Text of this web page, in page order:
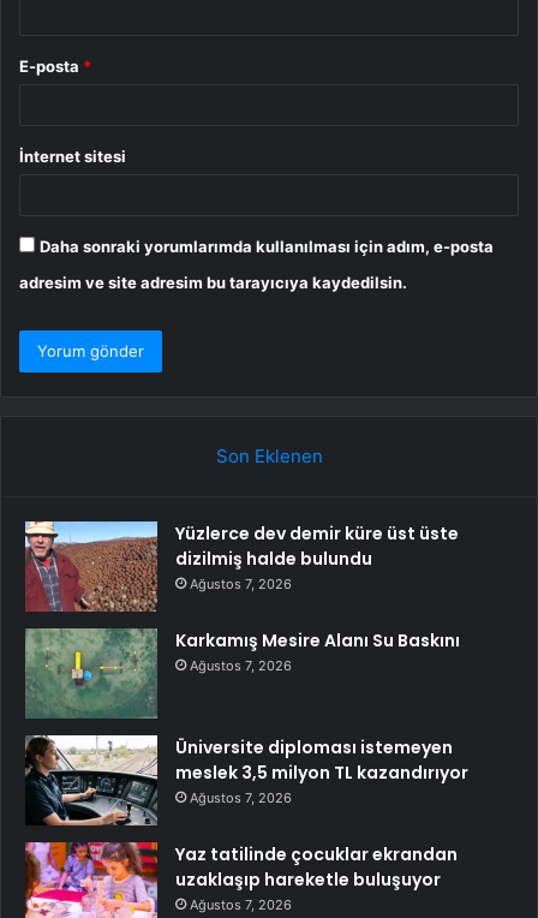
E-posta *
İnternet sitesi
Daha sonraki yorumlarımda kullanılması için adım, e-posta
adresim ve site adresim bu tarayıcıya kaydedilsin.
Son Eklenen
Yüzlerce dev demir küre üst üste
dizilmiş halde bulundu
Ağustos 7, 2026
Karkamış Mesire Alanı Su Baskını
Ağustos 7, 2026
Üniversite diploması istemeyen
meslek 3,5 milyon TL kazandırıyor
Ağustos 7, 2026
Yaz tatilinde çocuklar ekrandan
uzaklaşıp hareketle buluşuyor
Ağustos 7, 2026